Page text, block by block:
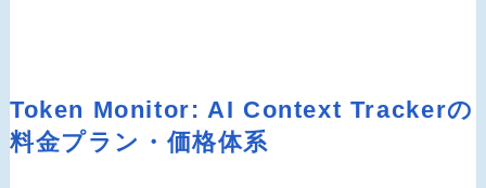
Token Monitor: AI Context Trackerの
料金プラン・価格体系